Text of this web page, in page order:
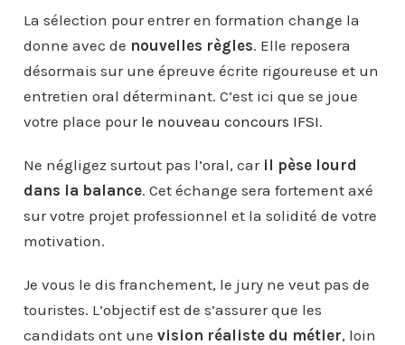
La sélection pour entrer en formation change la
donne avec de nouvelles règles. Elle reposera
désormais sur une épreuve écrite rigoureuse et un
entretien oral déterminant. C’est ici que se joue
votre place pour le nouveau concours IFSI.
Ne négligez surtout pas l’oral, car il pèse lourd
dans la balance. Cet échange sera fortement axé
sur votre projet professionnel et la solidité de votre
motivation.
Je vous le dis franchement, le jury ne veut pas de
touristes. L’objectif est de s’assurer que les
candidats ont une vision réaliste du métier, loin